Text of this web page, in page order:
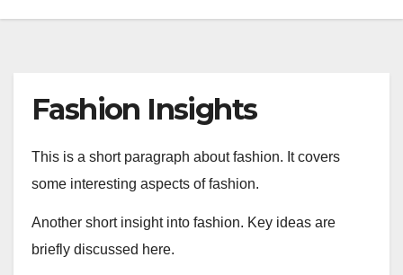
Fashion Insights
This is a short paragraph about fashion. It covers
some interesting aspects of fashion.
Another short insight into fashion. Key ideas are
briefly discussed here.